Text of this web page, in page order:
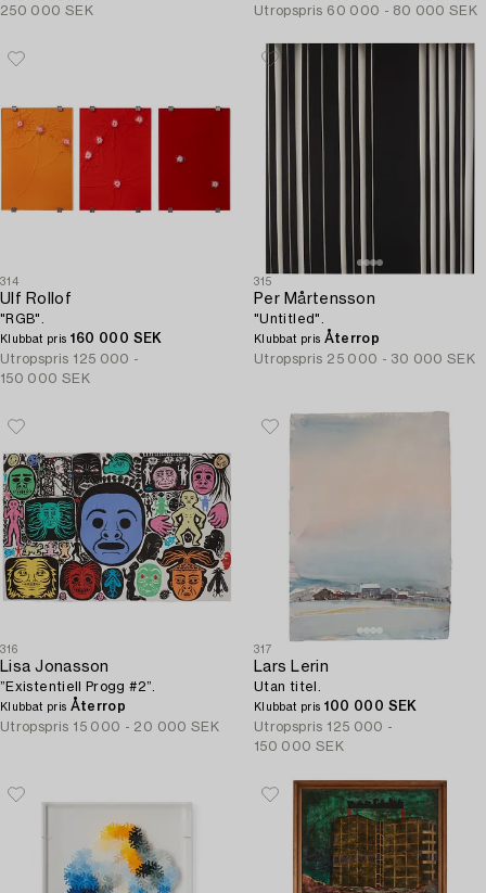
250 000 SEK
Utropspris 60 000 - 80 000 SEK
314
Ulf Rollof
"RGB".
Klubbat pris 160 000 SEK
Utropspris 125 000 -
150 000 SEK
315
Per Mårtensson
"Untitled".
Klubbat pris Återrop
Utropspris 25 000 - 30 000 SEK
316
Lisa Jonasson
”Existentiell Progg #2”.
Klubbat pris Återrop
Utropspris 15 000 - 20 000 SEK
317
Lars Lerin
Utan titel.
Klubbat pris 100 000 SEK
Utropspris 125 000 -
150 000 SEK